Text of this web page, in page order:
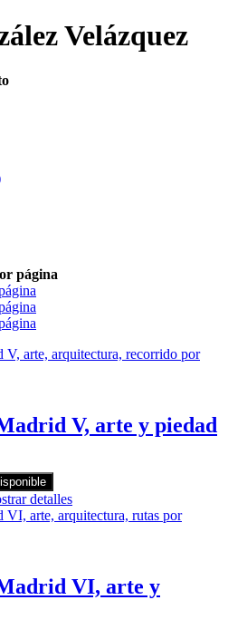
Velázquez
página
V, arte y piedad
detalles
VI, arte y